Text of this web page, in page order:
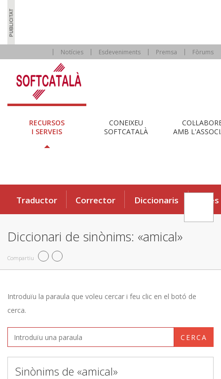
Notícies Esdeveniments Premsa Fòrums
RECURSOS
I SERVEIS
CONEIXEU
SOFTCATALÀ
AMB
Traductor Corrector Diccionaris Eines
Diccionari de sinònims: «amical»
Compartiu
Introduïu la paraula que voleu cercar i feu clic en el botó de
cerca.
CERCA
Sinònims de «amical»